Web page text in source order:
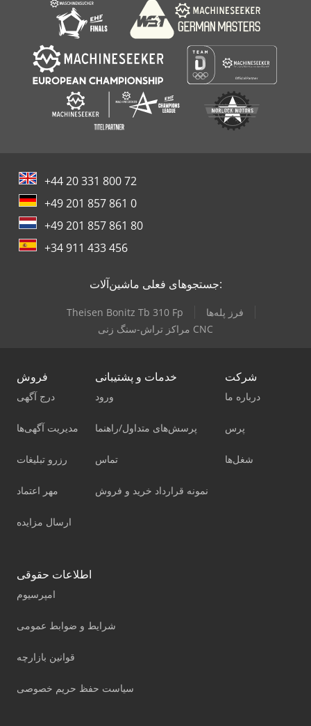
+44 20 331 800 72
+49 201 857 861 0
+49 201 857 861 80
+34 911 433 456
جستجوهای فعلی ماشین‌آلات:
Theisen Bonitz Tb 310 Fp
فرز پله‌ها
مراکز تراش-سنگ زنی CNC
فروش
درج آگهی
مدیریت آگهی‌ها
رزرو تبلیغات
مهر اعتماد
ارسال مزایده
خدمات و پشتیبانی
ورود
پرسش‌های متداول/راهنما
تماس
نمونه قرارداد خرید و فروش
شرکت
درباره ما
پرس
شغل‌ها
اطلاعات حقوقی
امپرسیوم
شرایط و ضوابط عمومی
قوانین بازارچه
سیاست حفظ حریم خصوصی